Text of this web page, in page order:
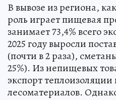
В вывозе из региона,
роль играет пищевая
занимает 73,4% всего
2025 году выросли
(почти в 2 раза),
25%). Из непищевых
экспорт
лесоматериалов.